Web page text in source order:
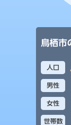
鳥栖市
人口
男性
女性
世帯数